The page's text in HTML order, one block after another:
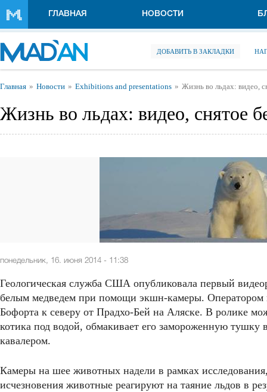
ГЛАВНАЯ НОВОСТИ
ДОБАВИТЬ В ЗАКЛАДКИ
Вы здесь
Главная Новости Exhibitions and presentations Жизнь во льдах: видео,
Жизнь во льдах: видео, снятое
понедельник, 16. июня 2014 - 11:38
Геологическая служба США опубликовала первый
белым медведем при помощи экшн-камеры. Оператором
Бофорта к северу от Прадхо-Бей на Аляске. В ролике
котика под водой, обмакивает его замороженную
кавалером.
Камеры на шее животных надели в рамках
исчезновения животные реагируют на таяние льдов в